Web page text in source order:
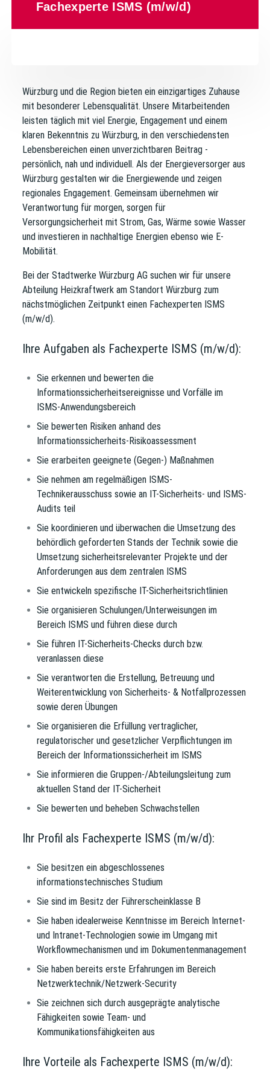
Fachexperte ISMS (m/w/d)
Würzburg und die Region bieten ein einzigartiges Zuhause
mit besonderer Lebensqualität. Unsere Mitarbeitenden
leisten täglich mit viel Energie, Engagement und einem
klaren Bekenntnis zu Würzburg, in den verschiedensten
Lebensbereichen einen unverzichtbaren Beitrag -
persönlich, nah und individuell. Als der Energieversorger aus
Würzburg gestalten wir die Energiewende und zeigen
regionales Engagement. Gemeinsam übernehmen wir
Verantwortung für morgen, sorgen für
Versorgungsicherheit mit Strom, Gas, Wärme sowie Wasser
und investieren in nachhaltige Energien ebenso wie E-
Mobilität.
Bei derStadtwerke Würzburg AGsuchen wir für unsere
Abteilung Heizkraftwerkam Standort Würzburg zum
nächstmöglichen Zeitpunkt einen Fachexperten ISMS
(m/w/d).
Ihre Aufgaben als Fachexperte ISMS (m/w/d):
Sie erkennen und bewerten die
Informationssicherheitsereignisse und Vorfälle im
ISMS-Anwendungsbereich
Sie bewerten Risiken anhand des
Informationssicherheits-Risikoassessment
Sie erarbeiten geeignete (Gegen-) Maßnahmen
Sie nehmen am regelmäßigen ISMS-
Technikerausschuss sowie an IT-Sicherheits- und ISMS-
Audits teil
Sie koordinieren und überwachen die Umsetzung des
behördlich geforderten Stands der Technik sowie die
Umsetzung sicherheitsrelevanter Projekte und der
Anforderungen aus dem zentralen ISMS
Sie entwickeln spezifische IT-Sicherheitsrichtlinien
Sie organisieren Schulungen/Unterweisungen im
Bereich ISMS und führen diese durch
Sie führen IT-Sicherheits-Checks durch bzw.
veranlassen diese
Sie verantworten die Erstellung, Betreuung und
Weiterentwicklung von Sicherheits- & Notfallprozessen
sowie deren Übungen
Sie organisieren die Erfüllung vertraglicher,
regulatorischer und gesetzlicher Verpflichtungen im
Bereich der Informationssicherheit im ISMS
Sie informieren die Gruppen-/Abteilungsleitung zum
aktuellen Stand der IT-Sicherheit
Sie bewerten und beheben Schwachstellen
Ihr Profil als Fachexperte ISMS (m/w/d):
Sie besitzen ein abgeschlossenes
informationstechnisches Studium
Sie sind im Besitz der Führerscheinklasse B
Sie haben idealerweise Kenntnisse im Bereich Internet-
und Intranet-Technologien sowie im Umgang mit
Workflowmechanismen und im Dokumentenmanagement
Sie haben bereits erste Erfahrungen im Bereich
Netzwerktechnik/Netzwerk-Security
Sie zeichnen sich durch ausgeprägte analytische
Fähigkeiten sowie Team- und
Kommunikationsfähigkeiten aus
Ihre Vorteile als Fachexperte ISMS (m/w/d):